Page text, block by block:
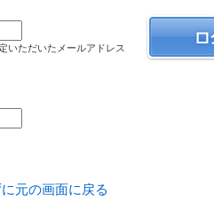
いただいたメールアドレス
元の画面に戻る